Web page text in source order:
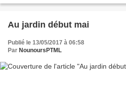
Au jardin début mai
Publié le 13/05/2017 à 06:58
Par NounoursPTML